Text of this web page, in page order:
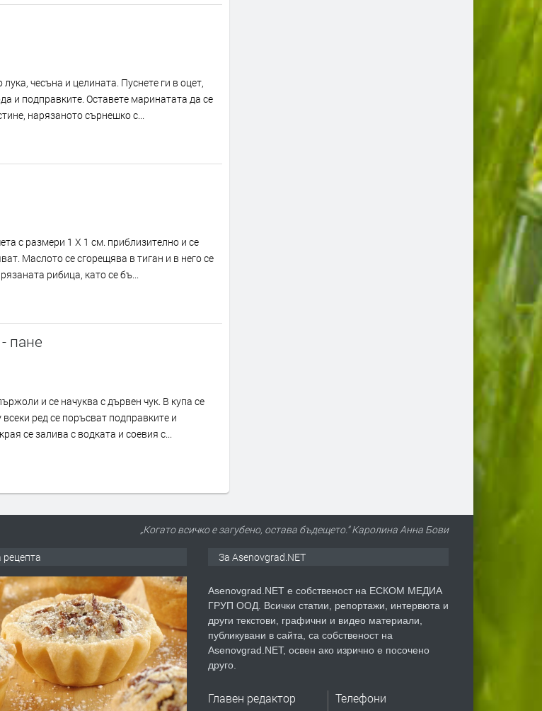
чесъна и целината. Пуснете ги в оцет,
и подправките. Оставете маринатата да се
нарязаното сърнешко с...
с размери 1 Х 1 см. приблизително и се
Маслото се сгорещява в тиган и в него се
рибица, като се бъ...
пане
и се начуква с дървен чук. В купа се
ред се поръсват подправките и
се залива с водката и соевия с...
„Когато всичко е загубено, остава бъдещето.“ Каролина Анна Бови
рецепта За Asenovgrad.NET
Asenovgrad.NET е собственост на ЕСКОМ МЕДИА
ГРУП ООД. Всички статии, репортажи, интервюта и
други текстови, графични и видео материали,
публикувани в сайта, са собственост на
Asenovgrad.NET, освен ако изрично е посочено
друго.
Главен редактор Телефони